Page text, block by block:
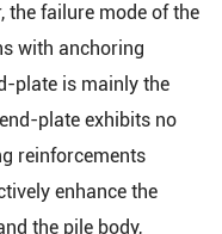
the failure mode of the
with anchoring
plate is mainly the
plate exhibits no
reinforcements
enhance the
the pile body,